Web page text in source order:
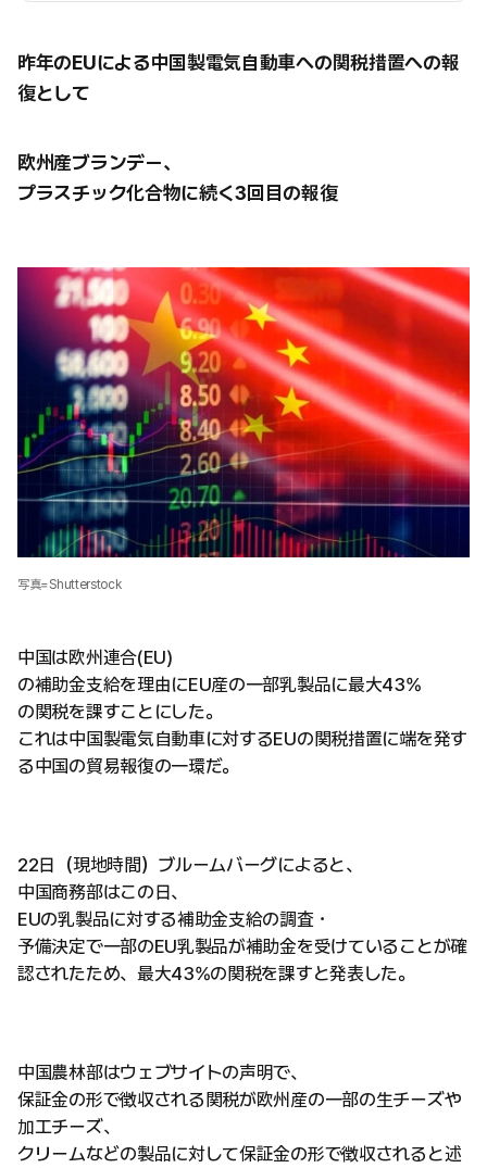
昨年のEUによる中国製電気自動車への関税措置への報
復として
欧州産ブランデー、
プラスチック化合物に続く3回目の報復
写真=Shutterstock
中国は欧州連合(EU)
の補助金支給を理由にEU産の一部乳製品に最大43%
の関税を課すことにした。
これは中国製電気自動車に対するEUの関税措置に端を発す
る中国の貿易報復の一環だ。
22日（現地時間）ブルームバーグによると、
中国商務部はこの日、
EUの乳製品に対する補助金支給の調査・
予備決定で一部のEU乳製品が補助金を受けていることが確
認されたため、最大43%の関税を課すと発表した。
中国農林部はウェブサイトの声明で、
保証金の形で徴収される関税が欧州産の一部の生チーズや
加工チーズ、
クリームなどの製品に対して保証金の形で徴収されると述